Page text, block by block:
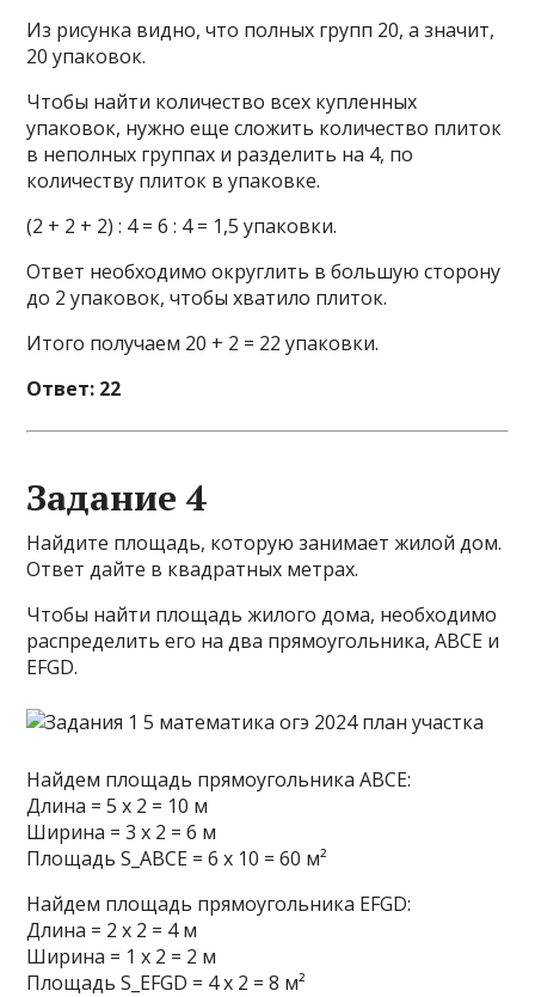
Из рисунка видно, что полных групп 20, а значит,
20 упаковок.
Чтобы найти количество всех купленных
упаковок, нужно еще сложить количество плиток
в неполных группах и разделить на 4, по
количеству плиток в упаковке.
(2 + 2 + 2) : 4 = 6 : 4 = 1,5 упаковки.
Ответ необходимо округлить в большую сторону
до 2 упаковок, чтобы хватило плиток.
Итого получаем 20 + 2 = 22 упаковки.
Ответ: 22
Задание 4
Найдите площадь, которую занимает жилой дом.
Ответ дайте в квадратных метрах.
Чтобы найти площадь жилого дома, необходимо
распределить его на два прямоугольника, ABCE и
EFGD.
Найдем площадь прямоугольника ABCE:
Длина = 5 х 2 = 10 м
Ширина = 3 х 2 = 6 м
Площадь S_ABCE = 6 х 10 = 60 м²
Найдем площадь прямоугольника EFGD:
Длина = 2 х 2 = 4 м
Ширина = 1 х 2 = 2 м
Площадь S_EFGD = 4 х 2 = 8 м²